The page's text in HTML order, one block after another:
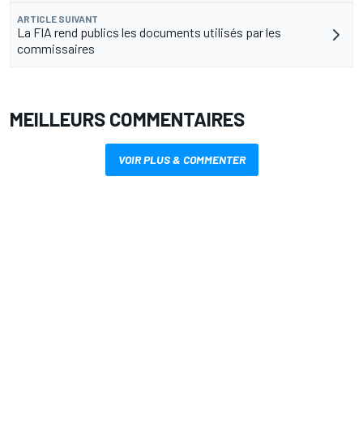
ARTICLE SUIVANT
La FIA rend publics les documents utilisés par les
commissaires
MEILLEURS COMMENTAIRES
VOIR PLUS & COMMENTER